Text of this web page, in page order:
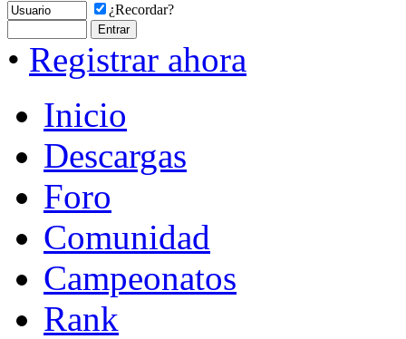
¿Recordar?
• Registrar ahora
Inicio
Descargas
Foro
Comunidad
Campeonatos
Rank